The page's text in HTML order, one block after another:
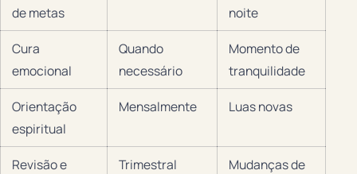
de metas
noite
Cura
emocional
Quando
necessário
Momento de
tranquilidade
Orientação
espiritual
Mensalmente Luas novas
Revisão e
Trimestral
Mudanças de